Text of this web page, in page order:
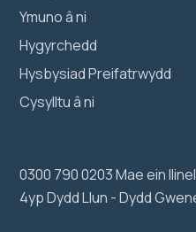
Ymuno â ni
Hygyrchedd
Hysbysiad Preifatrwydd
Cysylltu â ni
0300 790 0203 Mae ein
4yp Dydd Llun - Dydd